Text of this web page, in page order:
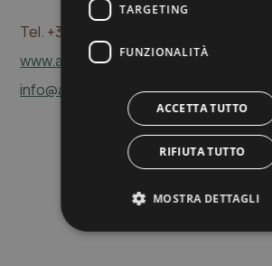
Tel. +39 0471 203334
www.altea.it
info@altea.it
TARGETING
FUNZIONALITÀ
ACCETTA TUTTO
RIFIUTA TUTTO
MOSTRA DETTAGLI